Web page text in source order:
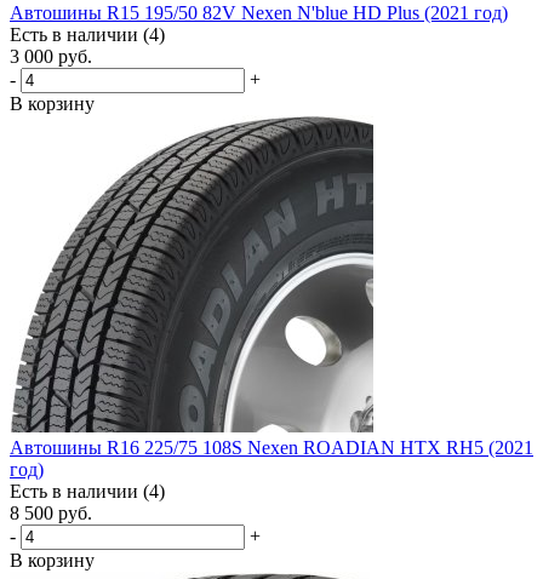
Автошины R15 195/50 82V Nexen N'blue HD Plus (2021 год)
Есть в наличии (4)
3 000 руб.
-
+
В корзину
Автошины R16 225/75 108S Nexen ROADIAN HTX RH5 (2021
год)
Есть в наличии (4)
8 500 руб.
-
+
В корзину